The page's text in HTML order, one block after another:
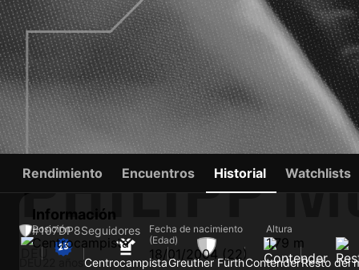
PHILIPP
#107DP8Seguidores
CentrocampistaGreuther FürthContenderResto del
Rendimiento Encuentros Historial Watchlists
Información
Posición
Centrocampista
Fecha de nacimiento
(Edad)
18/01/2004 (22)
Altura
1,79 m